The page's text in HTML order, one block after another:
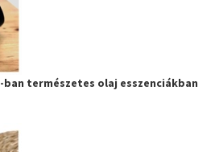
ban természetes olaj esszenciákban